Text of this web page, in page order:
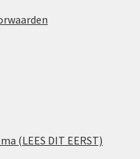
(LEES DIT EERST)